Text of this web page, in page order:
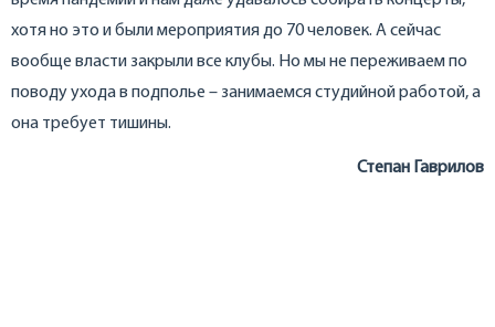
хотя но это и были мероприятия до 70 человек. А сейчас
вообще власти закрыли все клубы. Но мы не переживаем по
поводу ухода в подполье – занимаемся студийной работой, а
она требует тишины.
Степан Гаврилов